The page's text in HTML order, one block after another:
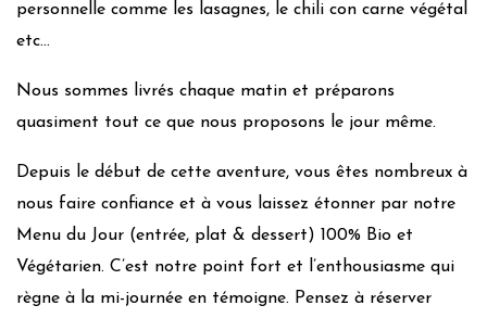
personnelle comme les lasagnes, le chili con carne végétal
etc…
Nous sommes livrés chaque matin et préparons
quasiment tout ce que nous proposons le jour même.
Depuis le début de cette aventure, vous êtes nombreux à
nous faire confiance et à vous laissez étonner par notre
Menu du Jour (entrée, plat & dessert) 100% Bio et
Végétarien. C’est notre point fort et l’enthousiasme qui
règne à la mi-journée en témoigne. Pensez à réserver